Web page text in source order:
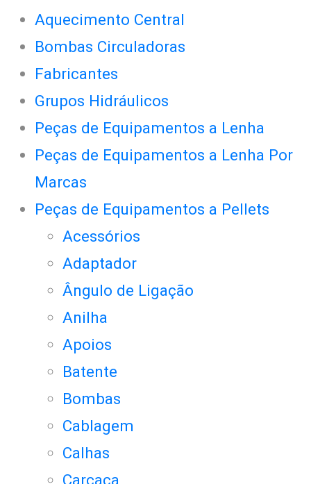
Aquecimento Central
Bombas Circuladoras
Fabricantes
Grupos Hidráulicos
Peças de Equipamentos a Lenha
Peças de Equipamentos a Lenha Por
Marcas
Peças de Equipamentos a Pellets
Acessórios
Adaptador
Ângulo de Ligação
Anilha
Apoios
Batente
Bombas
Cablagem
Calhas
Carcaça